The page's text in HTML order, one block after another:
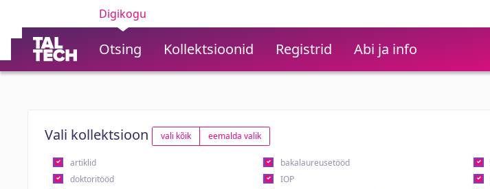
Digikogu
Otsing Kollektsioonid Registrid Abi ja info
Vali kollektsioon vali kõik eemalda valik
artiklid bakalaureusetööd
doktoritööd
IOP